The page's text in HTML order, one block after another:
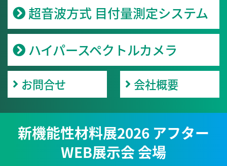
超音波方式 目付量測定システム
ハイパースペクトルカメラ
お問合せ 会社概要
新機能性材料展2026 アフター
WEB展示会 会場